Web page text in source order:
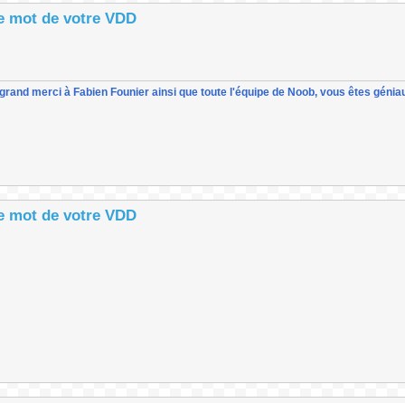
mot de votre VDD
merci à Fabien Founier ainsi que toute l'équipe de Noob, vous êtes
mot de votre VDD